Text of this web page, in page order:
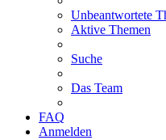
Unbeantwortete
Aktive Themen
Suche
Das Team
FAQ
Anmelden